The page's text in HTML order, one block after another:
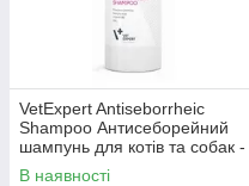
VetExpert Antiseborrheic
Shampoo Антисеборейний
шампунь для котів та собак -
250 мл
В наявності